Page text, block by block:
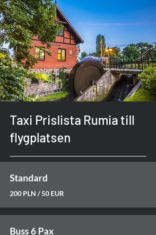
Taxi Prislista Rumia till
flygplatsen
Standard
200 PLN / 50 EUR
Buss 6 Pax